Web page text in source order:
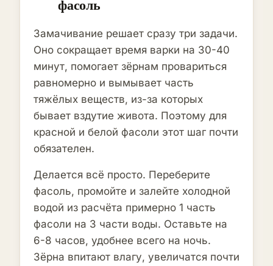
фасоль
Замачивание решает сразу три задачи.
Оно сокращает время варки на 30-40
минут, помогает зёрнам провариться
равномерно и вымывает часть
тяжёлых веществ, из-за которых
бывает вздутие живота. Поэтому для
красной и белой фасоли этот шаг почти
обязателен.
Делается всё просто. Переберите
фасоль, промойте и залейте холодной
водой из расчёта примерно 1 часть
фасоли на 3 части воды. Оставьте на
6-8 часов, удобнее всего на ночь.
Зёрна впитают влагу, увеличатся почти